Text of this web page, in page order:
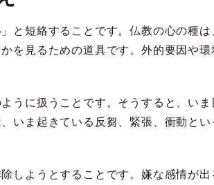
と短絡することです。仏教の心の種
を見るための道具です。外的要因や
うに扱うことです。そうすると、い
いま起きている反芻、緊張、衝動と
しようとすることです。嫌な感情が